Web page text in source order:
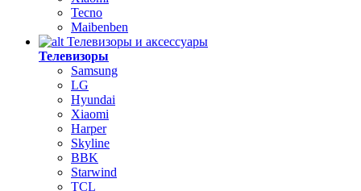
Tecno
Maibenben
Телевизоры и аксессуары
Телевизоры
Samsung
LG
Hyundai
Xiaomi
Harper
Skyline
BBK
Starwind
TCL